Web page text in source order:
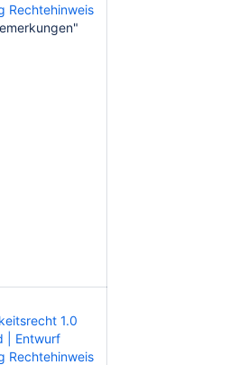
Rechtehinweis
1.0
| Entwurf
Rechtehinweis